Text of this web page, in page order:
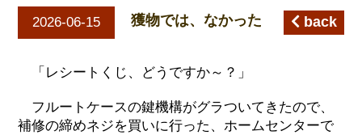
2026-06-15 獲物では、なかった back
「レシートくじ、どうですか～？」
フルートケースの鍵機構がグラついてきたので、
補修の締めネジを買いに行った、ホームセンターで